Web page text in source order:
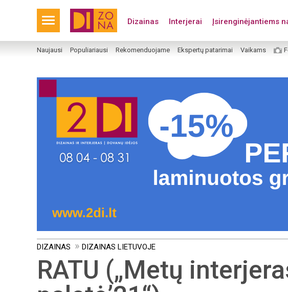
Dizainas Interjerai Įsirenginėjantiems
Naujausi Populiariausi Rekomenduojame Ekspertų patarimai Vaikams
DIZAINAS DIZAINAS LIETUVOJE
RATU („Metų